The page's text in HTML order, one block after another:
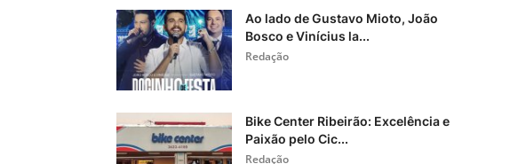
Ao lado de Gustavo Mioto, João
Bosco e Vinícius la...
Redação
Bike Center Ribeirão: Excelência e
Paixão pelo Cic...
Redação